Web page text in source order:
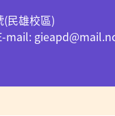
民雄校區)
mail: